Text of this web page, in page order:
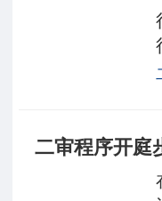
二审程序开庭